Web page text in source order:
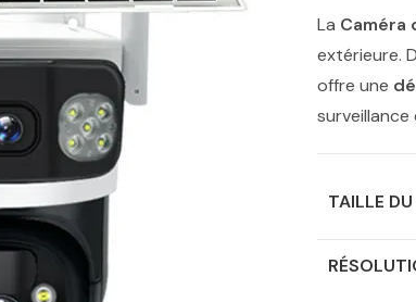
La Caméra
extérieure.
offre une
TAILLE